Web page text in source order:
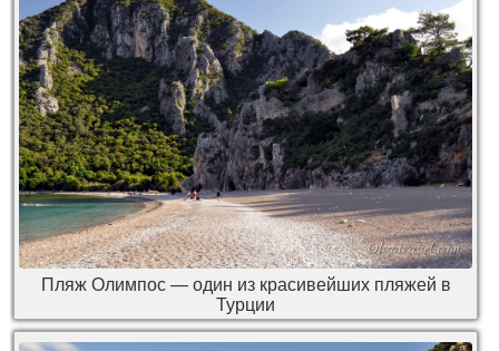
Пляж Олимпос — один из красивейших пляжей в
Турции